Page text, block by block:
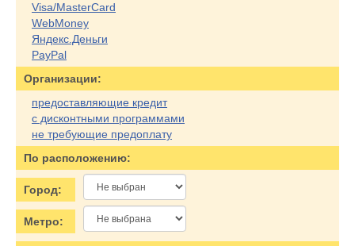
Visa/MasterCard
WebMoney
Яндекс.Деньги
PayPal
Организации:
предоставляющие кредит
с дисконтными программами
не требующие предоплату
По расположению:
Город:
Метро: